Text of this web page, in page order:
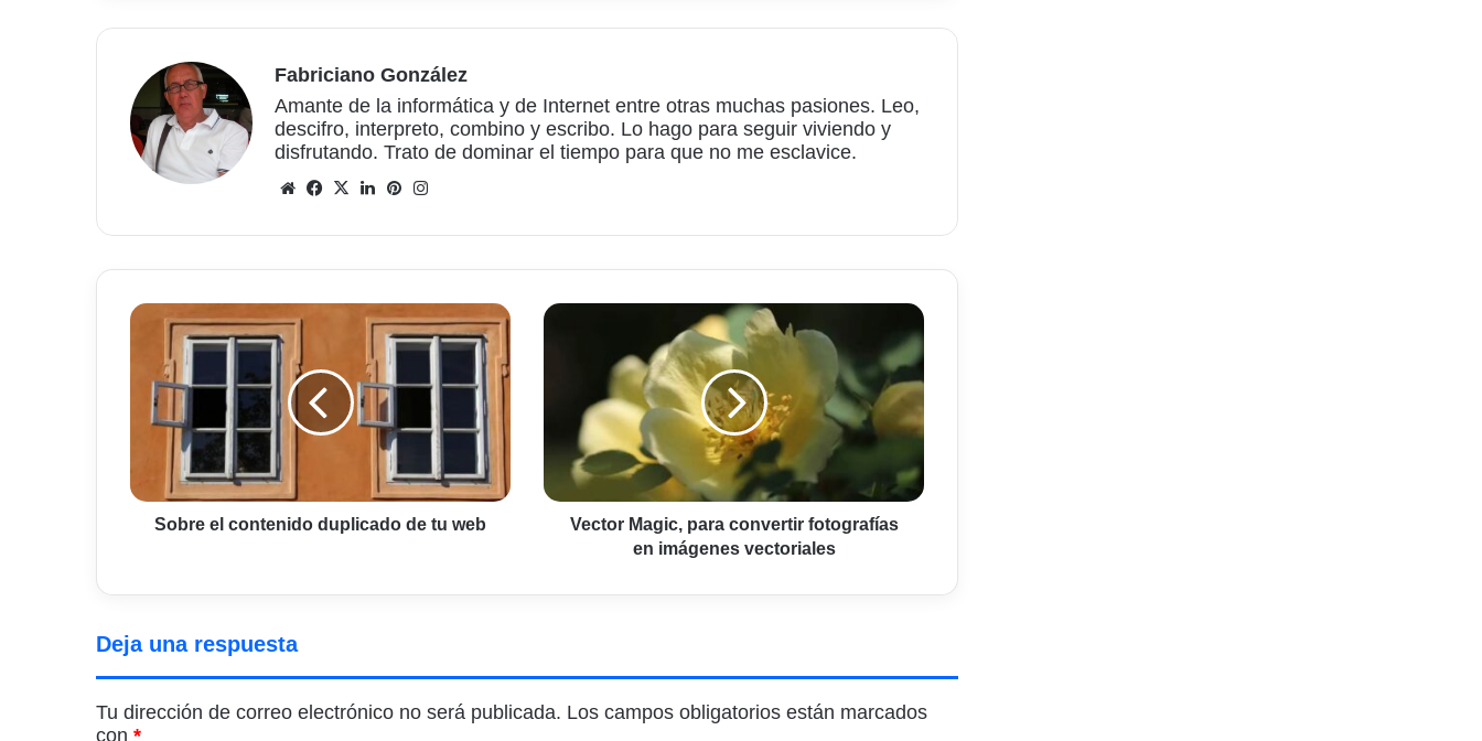
Fabriciano González
Amante de la informática y de Internet entre otras muchas pasiones. Leo,
descifro, interpreto, combino y escribo. Lo hago para seguir viviendo y
disfrutando. Trato de dominar el tiempo para que no me esclavice.
Sitio
Facebook
X LinkedInPinterest
Sobre
contenido
duplicado
Sobre el contenido duplicado de tu web
Vector
convertir
fotografías
imágenes
vectoriales
Vector Magic, para convertir fotografías
en imágenes vectoriales
Deja una respuesta
Tu dirección de correo electrónico no será publicada. Los campos obligatorios están marcados
con *